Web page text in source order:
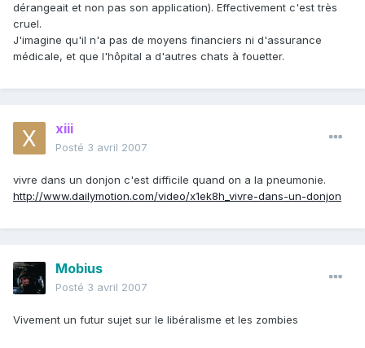
dérangeait et non pas son application). Effectivement c'est très
cruel.
J'imagine qu'il n'a pas de moyens financiers ni d'assurance
médicale, et que l'hôpital a d'autres chats à fouetter.
xiii
Posté 3 avril 2007
vivre dans un donjon c'est difficile quand on a la pneumonie.
http://www.dailymotion.com/video/x1ek8h_vivre-dans-un-donjon
Mobius
Posté 3 avril 2007
Vivement un futur sujet sur le libéralisme et les zombies